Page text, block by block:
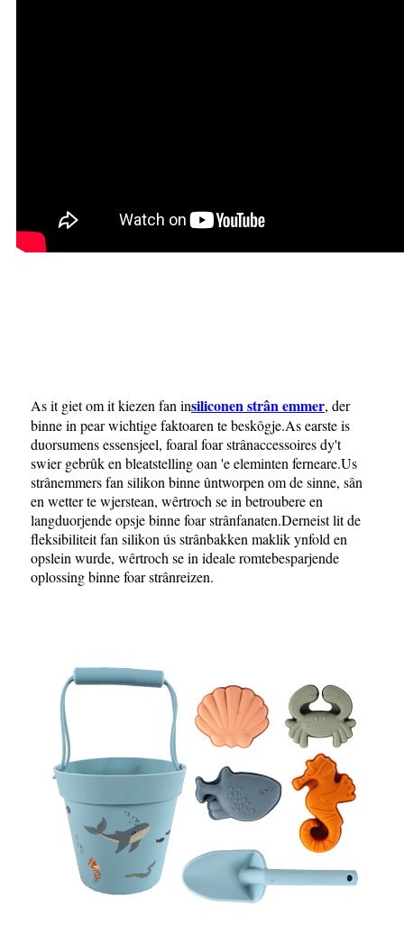
As it giet om it kiezen fan insiliconen strân emmer, der
binne in pear wichtige faktoaren te beskôgje.As earste is
duorsumens essensjeel, foaral foar strânaccessoires dy't
swier gebrûk en bleatstelling oan 'e eleminten ferneare.Us
strânemmers fan silikon binne ûntworpen om de sinne, sân
en wetter te wjerstean, wêrtroch se in betroubere en
langduorjende opsje binne foar strânfanaten.Derneist lit de
fleksibiliteit fan silikon ús strânbakken maklik ynfold en
opslein wurde, wêrtroch se in ideale romtebesparjende
oplossing binne foar strânreizen.